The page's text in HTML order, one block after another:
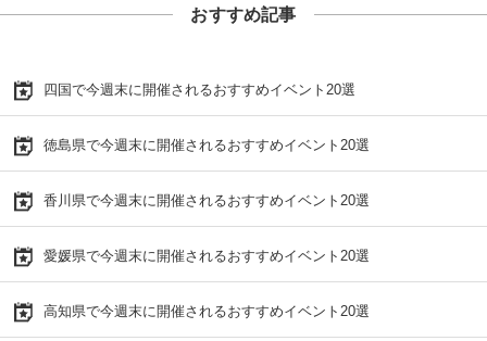
おすすめ記事
四国で今週末に開催されるおすすめイベント20選
徳島県で今週末に開催されるおすすめイベント20選
香川県で今週末に開催されるおすすめイベント20選
愛媛県で今週末に開催されるおすすめイベント20選
高知県で今週末に開催されるおすすめイベント20選